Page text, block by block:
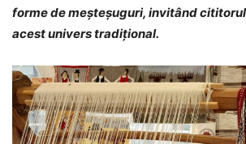
forme de meșteșuguri, invitând
acest univers tradițional.